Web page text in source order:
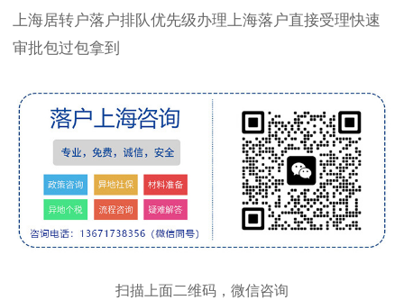
上海居转户落户排队优先级办理上海落户直接受理快速
审批包过包拿到
扫描上面二维码，微信咨询